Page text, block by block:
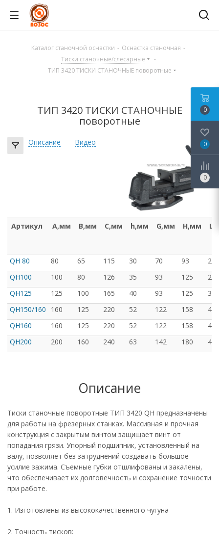
Каталог станочной оснастки - Оснастка станочная -
Тиски станочные/слесарные
-
ТИП 3420 ТИСКИ СТАНОЧНЫЕ поворотные
ТИП 3420 ТИСКИ СТАНОЧНЫЕ
поворотные
Описание Видео
Артикул A,мм B,мм C,мм h,мм G,мм H,мм
QH 80 80 65 115 30 70 93
220
QH100
100 80 126 35 93 125
220
QH125
125 100 165 40 93 125
300
QH150/160
160 125 220 52 122 158
410
QH160
160 125 220 52 122 158
410
QH200
200 160 240 63 142 180 450
Описание
Тиски станочные поворотные ТИП 3420 QH предназначены
для работы на фрезерных станках. Массивная и прочная
конструкция с закрытым винтом защищает винт от
попадания грязи. Упорный подшипник, установленный на
валу, позволяет без затруднений создавать большое
усилие зажима. Съемные губки отшлифованы и закалены,
что обеспечивает их долговечность и сохранение точности
при работе.
1. Изготовлены из высококачественного чугуна
2. Точность тисков:
0
0
0